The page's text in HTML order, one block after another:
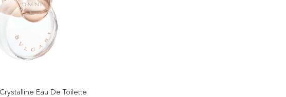
Eau De Toilette